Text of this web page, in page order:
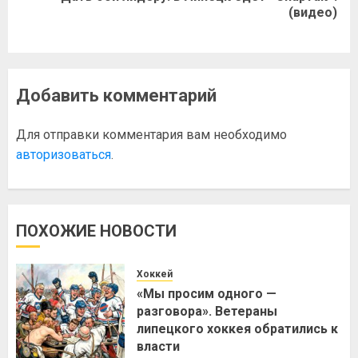
(видео)
Добавить комментарий
Для отправки комментария вам необходимо
авторизоваться.
ПОХОЖИЕ НОВОСТИ
Хоккей
«Мы просим одного —
разговора». Ветераны
липецкого хоккея обратились к
власти